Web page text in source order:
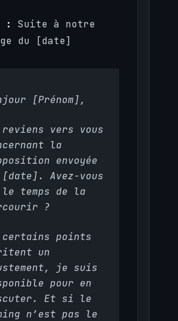
:
Suite à notre
du [date]
[Prénom],
vers vous
la
envoyée
Avez-vous
le temps de la
?
points
un
je suis
pour en
Et si le
n’est pas le